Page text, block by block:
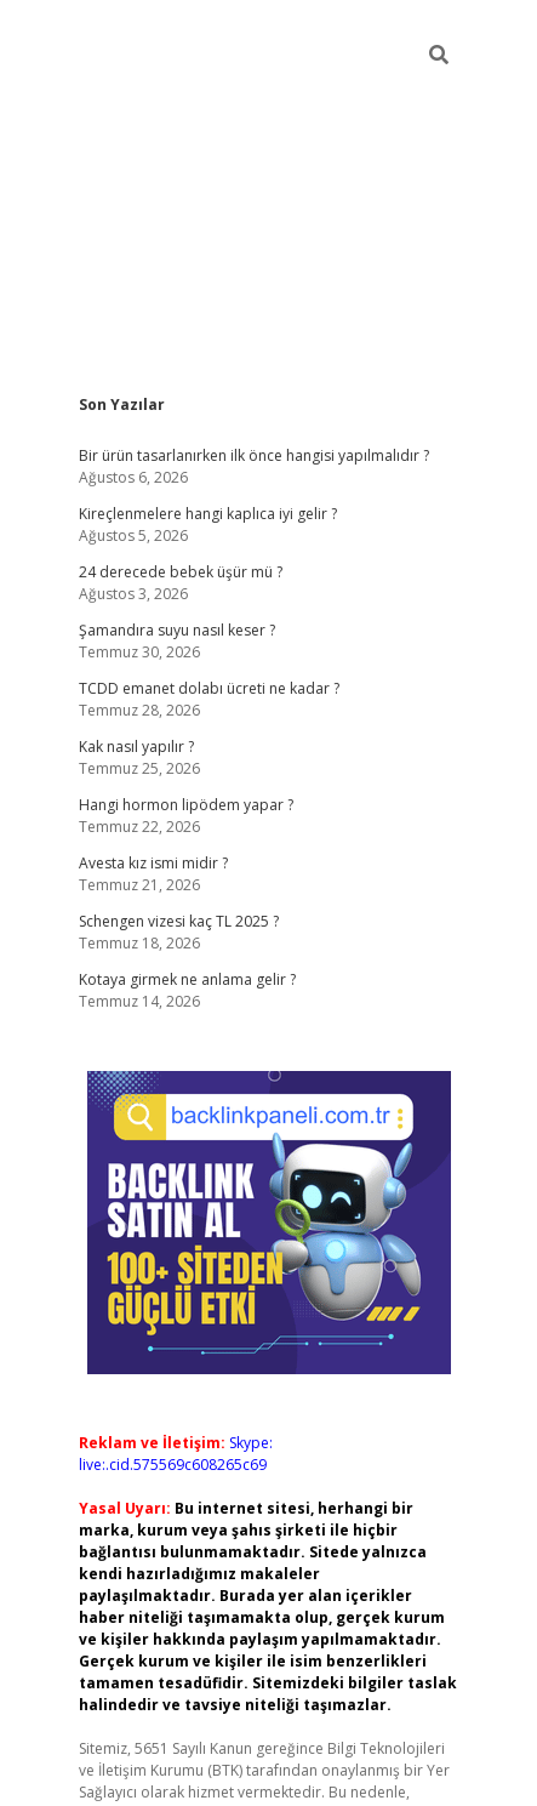
Sidebar
Son Yazılar
Bir ürün tasarlanırken ilk önce hangisi yapılmalıdır ?
Ağustos 6, 2026
Kireçlenmelere hangi kaplıca iyi gelir ?
Ağustos 5, 2026
24 derecede bebek üşür mü ?
Ağustos 3, 2026
Şamandıra suyu nasıl keser ?
Temmuz 30, 2026
TCDD emanet dolabı ücreti ne kadar ?
Temmuz 28, 2026
Kak nasıl yapılır ?
Temmuz 25, 2026
Hangi hormon lipödem yapar ?
Temmuz 22, 2026
Avesta kız ismi midir ?
Temmuz 21, 2026
Schengen vizesi kaç TL 2025 ?
Temmuz 18, 2026
Kotaya girmek ne anlama gelir ?
Temmuz 14, 2026
Reklam ve İletişim: Skype:
live:.cid.575569c608265c69
Yasal Uyarı: Bu internet sitesi, herhangi bir
marka, kurum veya şahıs şirketi ile hiçbir
bağlantısı bulunmamaktadır. Sitede yalnızca
kendi hazırladığımız makaleler
paylaşılmaktadır. Burada yer alan içerikler
haber niteliği taşımamakta olup, gerçek kurum
ve kişiler hakkında paylaşım yapılmamaktadır.
Gerçek kurum ve kişiler ile isim benzerlikleri
tamamen tesadüfidir. Sitemizdeki bilgiler taslak
halindedir ve tavsiye niteliği taşımazlar.
Sitemiz, 5651 Sayılı Kanun gereğince Bilgi Teknolojileri
ve İletişim Kurumu (BTK) tarafından onaylanmış bir Yer
Sağlayıcı olarak hizmet vermektedir. Bu nedenle,